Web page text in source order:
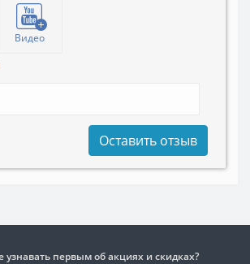
Видео
Оставить отзыв
узнавать первым об акциях и скидках?